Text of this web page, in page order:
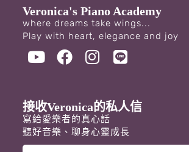
Veronica's Piano Academy
where dreams take wings...
Play with heart, elegance and joy
接收Veronica的私人信
寫給愛樂者的真心話
聽好音樂、聊身心靈成長